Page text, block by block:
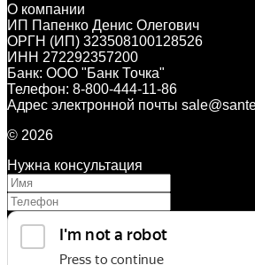
О компании
ИП Папенко Денис Олегович
ОРГН (ИП) 323508100128526
ИНН 272292357200
Банк: ООО "Банк Точка"
Телефон: 8-800-444-11-86
Адрес электронной почты
© 2026
Нужна консультация